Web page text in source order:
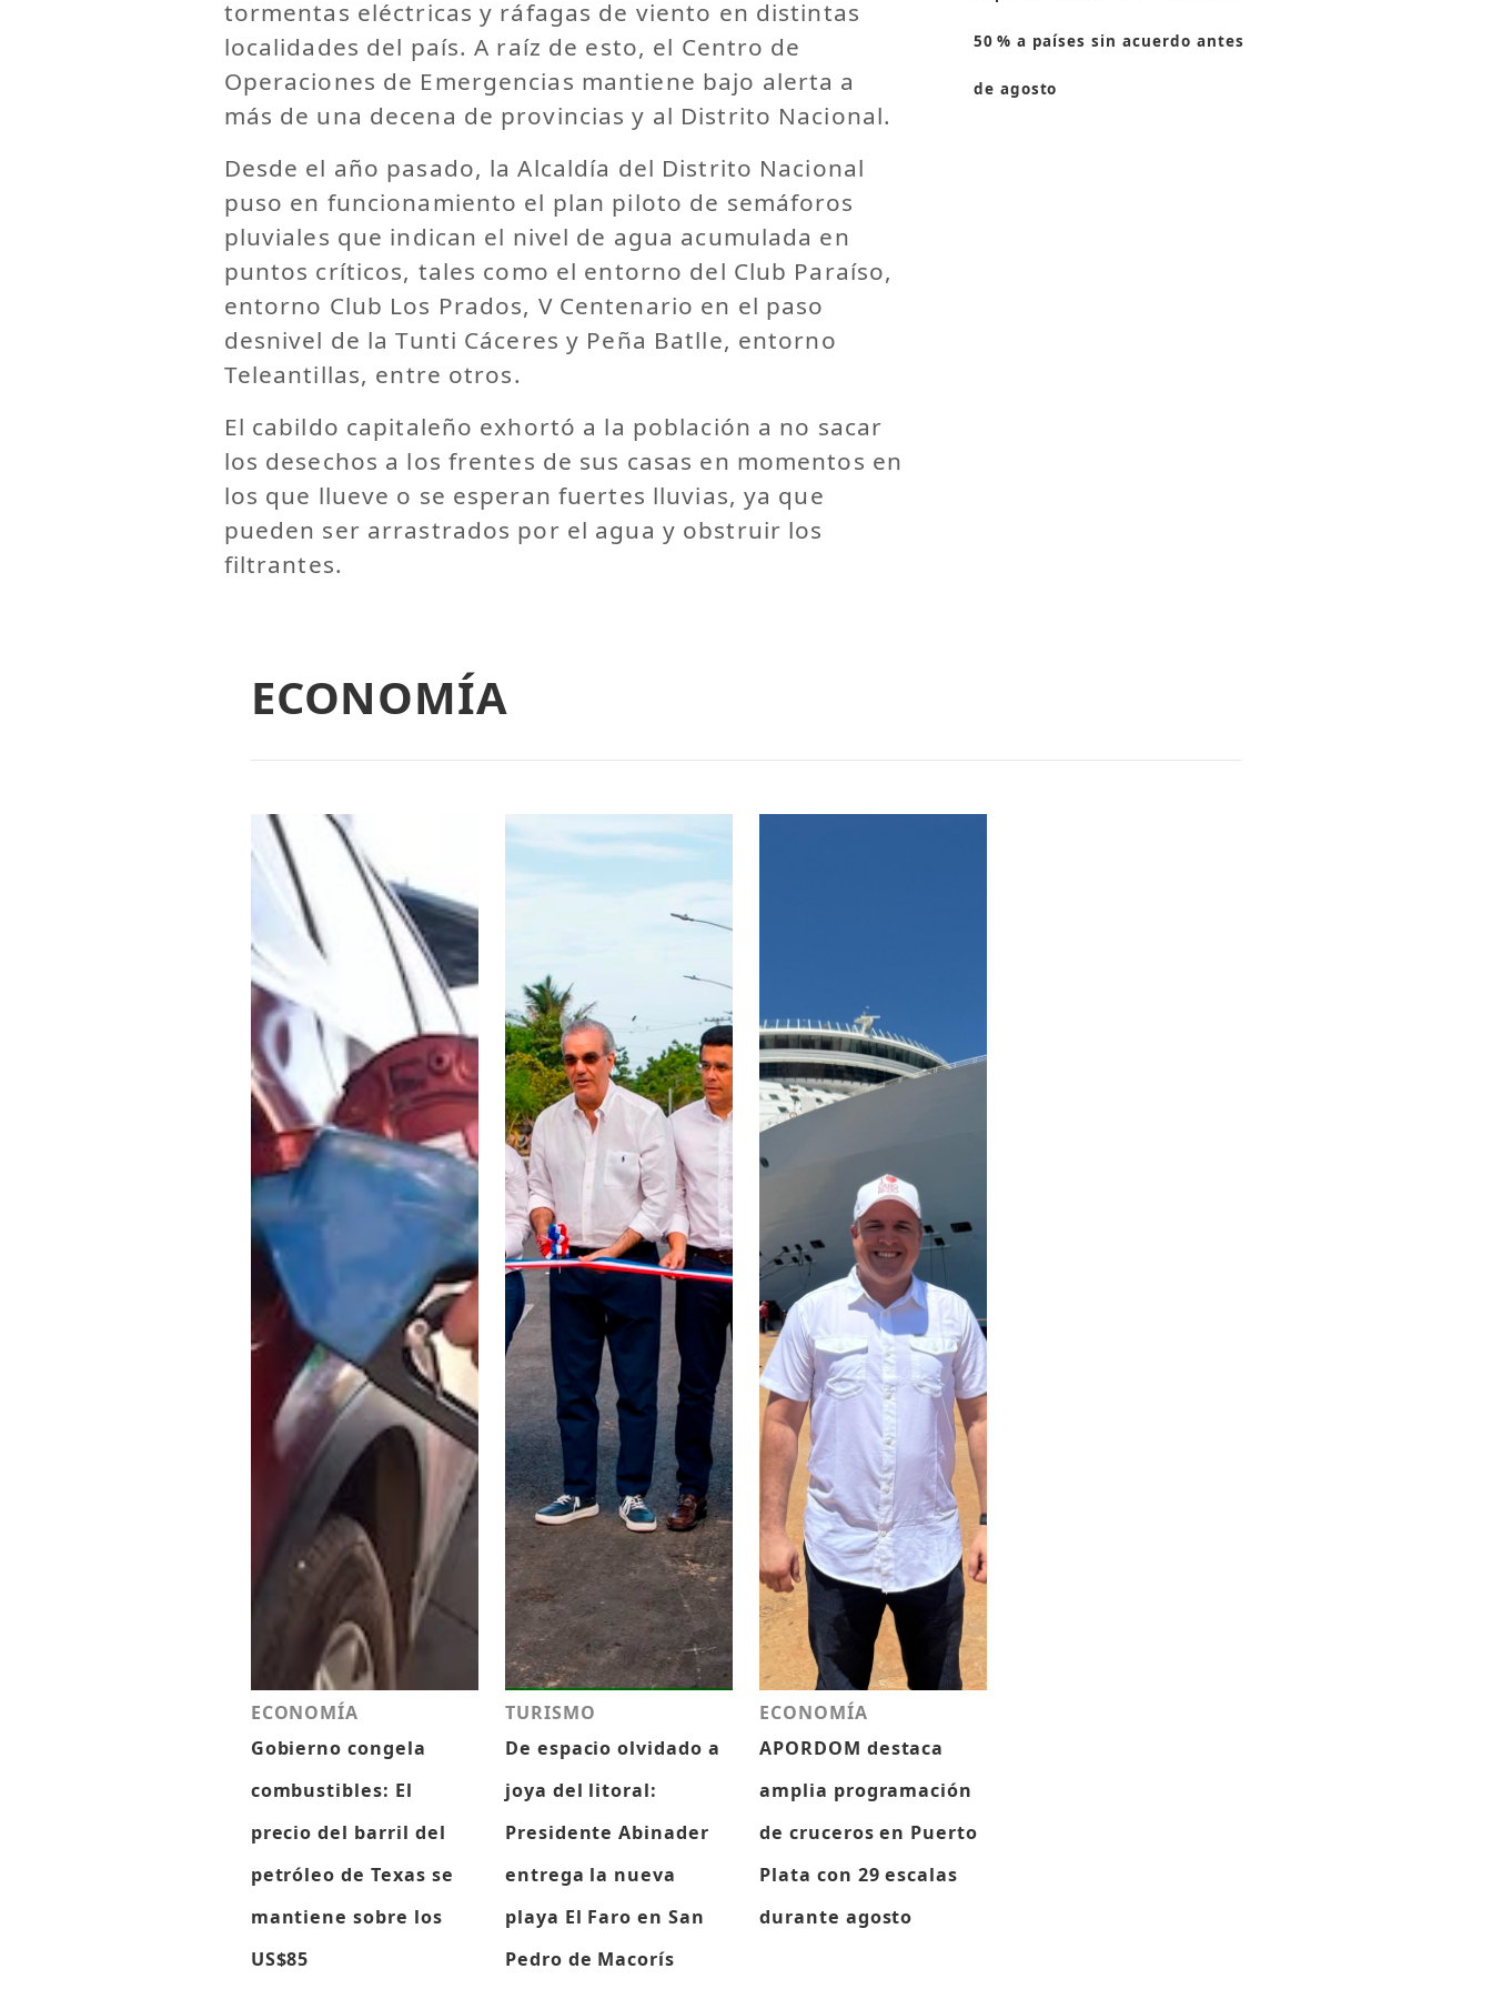
tormentas eléctricas y ráfagas de viento en distintas
localidades del país. A raíz de esto, el Centro de
Operaciones de Emergencias mantiene bajo alerta a
más de una decena de provincias y al Distrito Nacional.
Desde el año pasado, la Alcaldía del Distrito Nacional
puso en funcionamiento el plan piloto de semáforos
pluviales que indican el nivel de agua acumulada en
puntos críticos, tales como el entorno del Club Paraíso,
entorno Club Los Prados, V Centenario en el paso
desnivel de la Tunti Cáceres y Peña Batlle, entorno
Teleantillas, entre otros.
El cabildo capitaleño exhortó a la población a no sacar
los desechos a los frentes de sus casas en momentos en
los que llueve o se esperan fuertes lluvias, ya que
pueden ser arrastrados por el agua y obstruir los
filtrantes.
50 % a países sin acuerdo antes
de agosto
ECONOMÍA
ECONOMÍA
Gobierno congela
combustibles: El
precio del barril del
petróleo de Texas se
mantiene sobre los
US$85
TURISMO
De espacio olvidado a
joya del litoral:
Presidente Abinader
entrega la nueva
playa El Faro en San
Pedro de Macorís
ECONOMÍA
APORDOM destaca
amplia programación
de cruceros en Puerto
Plata con 29 escalas
durante agosto